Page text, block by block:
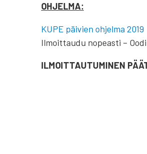
OHJELMA:
KUPE päivien ohjelma 2019
Ilmoittaudu nopeasti –
ILMOITTAUTUMINEN